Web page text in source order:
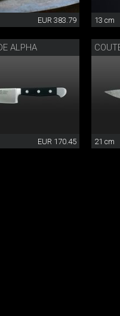
EUR 383.79 13 cm
ALPHA
EUR 170.45 21 cm